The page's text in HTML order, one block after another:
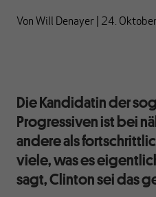
Von Will Denayer 24.
Die Kandidatin der
Progressiven ist bei
andere als
viele, was es
sagt, Clinton sei das